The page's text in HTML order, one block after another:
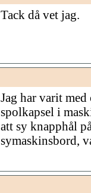
Tack då vet jag.
Jag har varit
spolkapsel i
att sy knapphål
symaskinsbord,